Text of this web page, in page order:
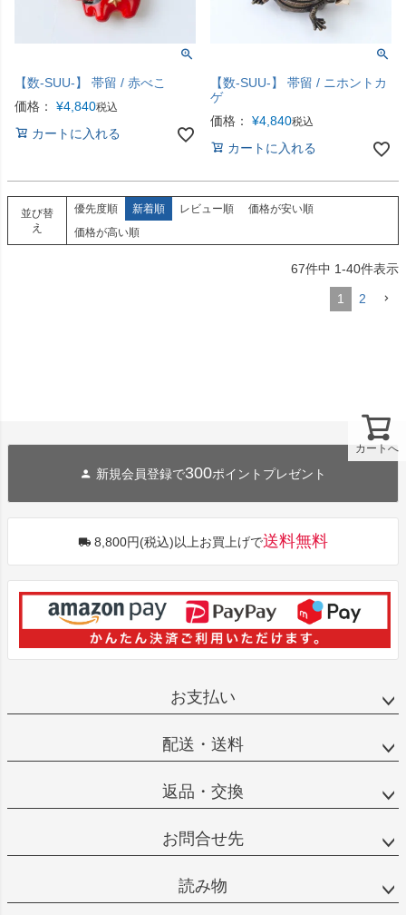
【数-SUU-】 帯留 / 赤べこ
価格：
¥4,840税込
カートに入れる
【数-SUU-】 帯留 / ニホントカ
ゲ
価格：
¥4,840税込
カートに入れる
並び替
え
優先度順 新着順 レビュー順
価格が安い順
価格が高い順
67件中 1-40件表示
1 2
カートへ
新規会員登録で300ポイントプレゼント
8,800円(税込)以上お買上げで送料無料
お支払い
配送・送料
返品・交換
お問合せ先
読み物